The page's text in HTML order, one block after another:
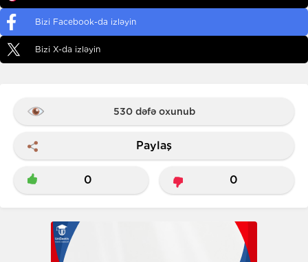
Bizi Facebook-da izləyin
Bizi X-da izləyin
530 dəfə oxunub
Paylaş
0 0